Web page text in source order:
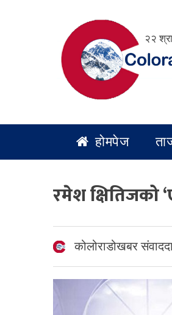
२२
होमपेज
रमेश क्षितिजको
कोलोराडोखबर